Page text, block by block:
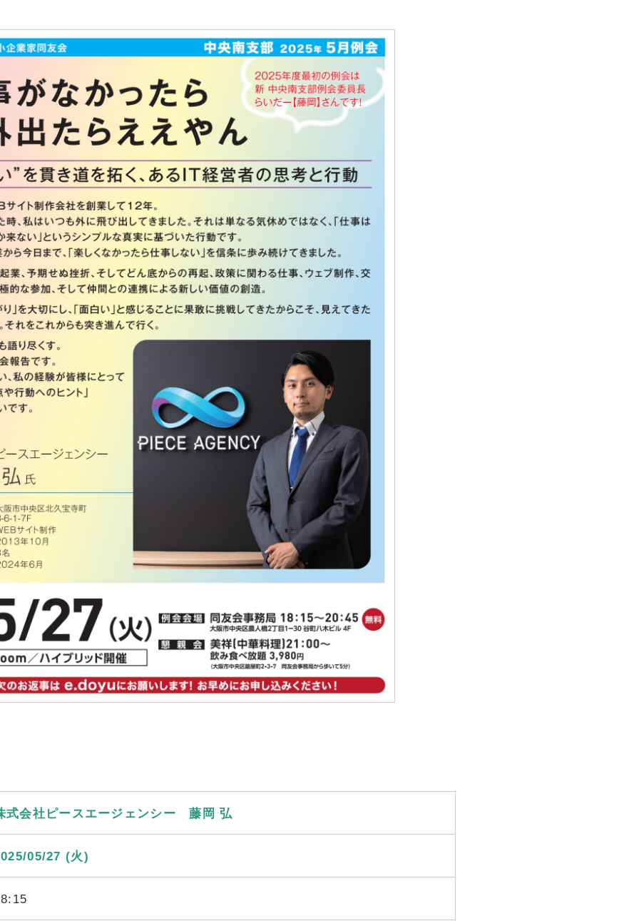
コラム
ニュース
書籍紹介
06-6944-1251
06-6941-8352
大阪市中央区農人橋2丁目-1-30 谷町八木ビル4F
式会社ピースエージェンシー 藤岡 弘
05/27 (火)